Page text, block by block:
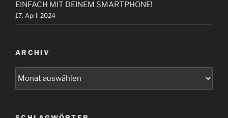
EINFACH MIT DEINEM SMARTPHONE!
17. April 2024
ARCHIV